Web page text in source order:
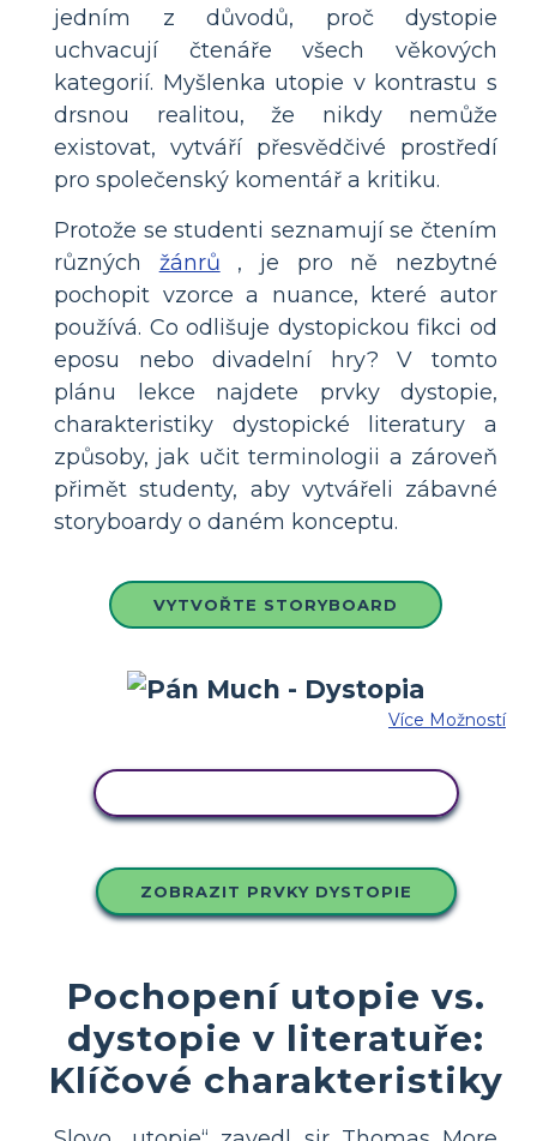
jedním z důvodů, proč dystopie
uchvacují čtenáře všech věkových
kategorií. Myšlenka utopie v kontrastu s
drsnou realitou, že nikdy nemůže
existovat, vytváří přesvědčivé prostředí
pro společenský komentář a kritiku.
Protože se studenti seznamují se čtením
různých žánrů , je pro ně nezbytné
pochopit vzorce a nuance, které autor
používá. Co odlišuje dystopickou fikci od
eposu nebo divadelní hry? V tomto
plánu lekce najdete prvky dystopie,
charakteristiky dystopické literatury a
způsoby, jak učit terminologii a zároveň
přimět studenty, aby vytvářeli zábavné
storyboardy o daném konceptu.
VYTVOŘTE STORYBOARD
Více Možností
ZOBRAZIT PRVKY DYSTOPIE
Pochopení utopie vs.
dystopie v literatuře:
Klíčové charakteristiky